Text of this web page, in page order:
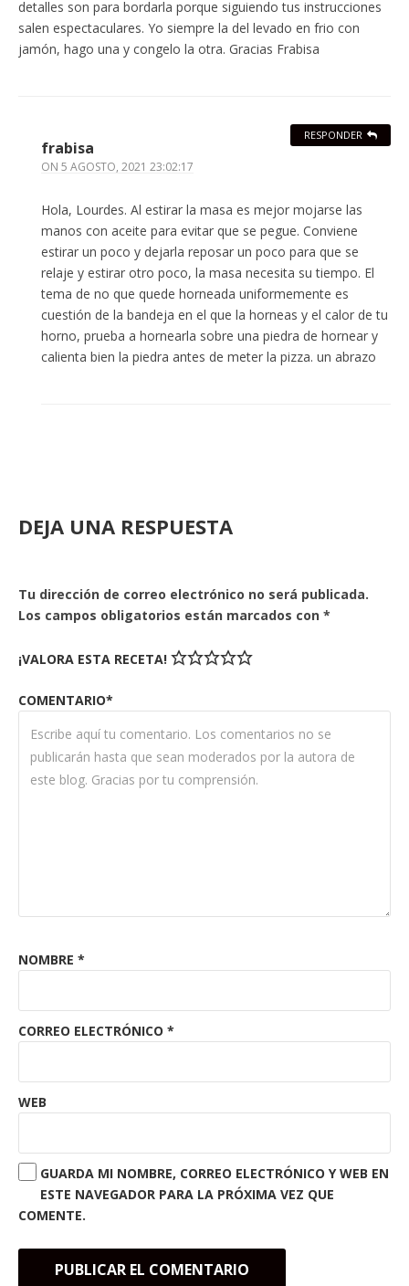
detalles son para bordarla porque siguiendo tus instrucciones
salen espectaculares. Yo siempre la del levado en frio con
jamón, hago una y congelo la otra. Gracias Frabisa
frabisa
ON 5 AGOSTO, 2021 23:02:17
Hola, Lourdes. Al estirar la masa es mejor mojarse las
manos con aceite para evitar que se pegue. Conviene
estirar un poco y dejarla reposar un poco para que se
relaje y estirar otro poco, la masa necesita su tiempo. El
tema de no que quede horneada uniformemente es
cuestión de la bandeja en el que la horneas y el calor de tu
horno, prueba a hornearla sobre una piedra de hornear y
calienta bien la piedra antes de meter la pizza. un abrazo
RESPONDER
DEJA UNA RESPUESTA
Tu dirección de correo electrónico no será publicada.
Los campos obligatorios están marcados con *
¡VALORA ESTA RECETA!
COMENTARIO*
NOMBRE *
CORREO ELECTRÓNICO *
WEB
GUARDA MI NOMBRE, CORREO ELECTRÓNICO Y WEB EN
ESTE NAVEGADOR PARA LA PRÓXIMA VEZ QUE
COMENTE.